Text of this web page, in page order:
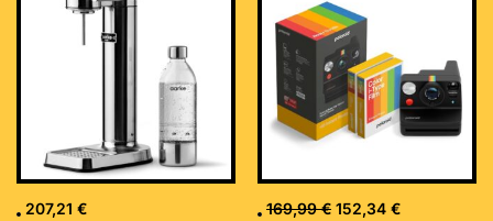
207,21 € 169,99€
initial
était :
169,99 €.
152,34 €